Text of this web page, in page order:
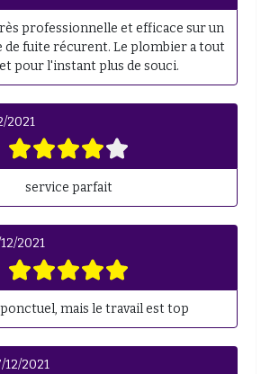
professionnelle et efficace sur un
de fuite récurent. Le plombier a tout
pour l'instant plus de souci.
2021
service parfait
2021
mais le travail est top
12/2021